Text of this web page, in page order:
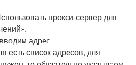
прокси-сервер для
адрес.
есть список адресов, для